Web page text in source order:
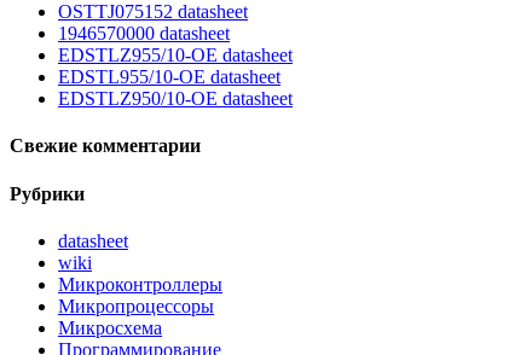
OSTTJ075152 datasheet
1946570000 datasheet
EDSTLZ955/10-OE datasheet
EDSTL955/10-OE datasheet
EDSTLZ950/10-OE datasheet
Свежие комментарии
Рубрики
datasheet
wiki
Микроконтроллеры
Микропроцессоры
Микросхема
Программирование